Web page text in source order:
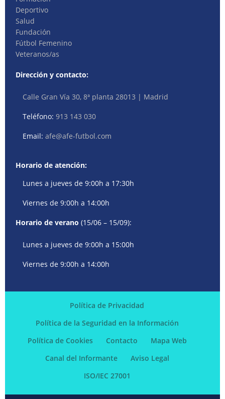
Deportivo
Salud
Fundación
Fútbol Femenino
Veteranos/as
Dirección y contacto:
Calle Gran Vía 30, 8ª planta 28013 | Madrid
Teléfono:913 143 030
Email:afe@afe-futbol.com
Horario de atención:
Lunes a jueves de 9:00h a 17:30h
Viernes de 9:00h a 14:00h
Horario de verano (15/06 – 15/09):
Lunes a jueves de 9:00h a 15:00h
Viernes de 9:00h a 14:00h
Política de Privacidad
Política de la Seguridad en la Información
Política de Cookies
Contacto
Mapa Web
Canal del Informante
Aviso Legal
ISO/IEC 27001